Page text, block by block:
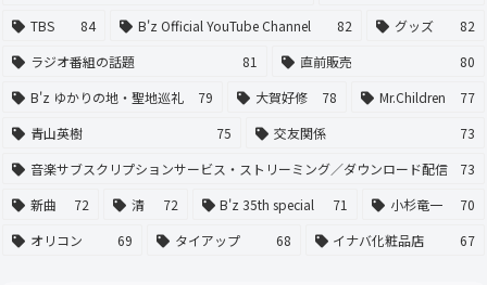
TBS
84 B'z Official YouTube Channel 82 グッズ
82
ラジオ番組の話題
81 直前販売
80
B'z ゆかりの地・聖地巡礼
79 大賀好修 78 Mr.Children
77
青山英樹
75 交友関係
73
音楽サブスクリプションサービス・ストリーミング／ダウンロード配信
73
新曲
72 清 72 B'z 35th special 71 小杉竜一
70
オリコン
69 タイアップ 68 イナバ化粧品店 67